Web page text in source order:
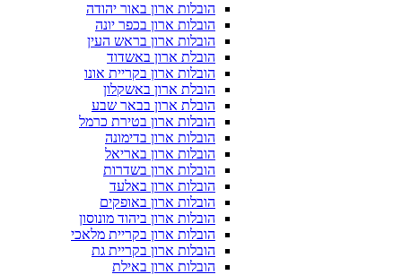
הובלות ארון באור יהודה
הובלות ארון בכפר יונה
הובלות ארון בראש העין
הובלת ארון באשדוד
הובלות ארון בקריית אונו
הובלת ארון באשקלון
הובלת ארון בבאר שבע
הובלות ארון בטירת כרמל
הובלות ארון בדימונה
הובלות ארון באריאל
הובלות ארון בשדרות
הובלות ארון באלעד
הובלות ארון באופקים
הובלות ארון ביהוד מונוסון
הובלות ארון בקריית מלאכי
הובלות ארון בקריית גת
הובלות ארון באילת